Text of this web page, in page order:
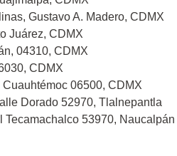
Gustavo A. Madero, CDMX
Juárez, CDMX
04310, CDMX
CDMX
06500, CDMX
Dorado 52970, Tlalnepantla
53970,